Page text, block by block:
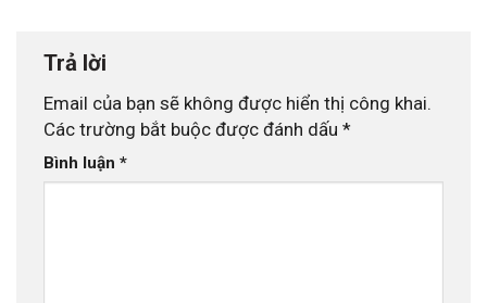
Trả lời
Email của bạn sẽ không được hiển thị công khai.
Các trường bắt buộc được đánh dấu *
Bình luận *